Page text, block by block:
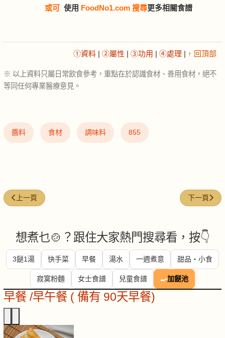
或可 使用 FoodNo1.com 搜尋更多相關食譜
①資料 | ②屬性 | ③功用 | ④處理 | ↑ 回頂部
※ 以上資料只屬日常飲食參考，重點在於認識食材、善用食材，絕不
等同任何專業醫療意見。
醬料 食材 調味料 855
上一篇文章: 腰果 (Cashew)
上一頁 下一篇文
下一頁
想煮乜🍲？跟住大家熱門搜尋看，按👇
3餸1湯 快手菜 早餐 湯水 一週煮意 甜品・小食
寂寞粉麵 女士食譜 兒童食譜 🍳加餸池
早餐 /早午餐 ( 備有 90天早餐)